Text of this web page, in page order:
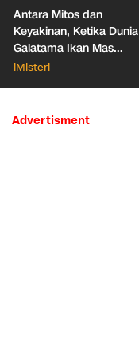
Antara Mitos dan
Keyakinan, Ketika Dunia
Galatama Ikan Mas
Bersentuhan dengan Hal
iMisteri
Advertisment